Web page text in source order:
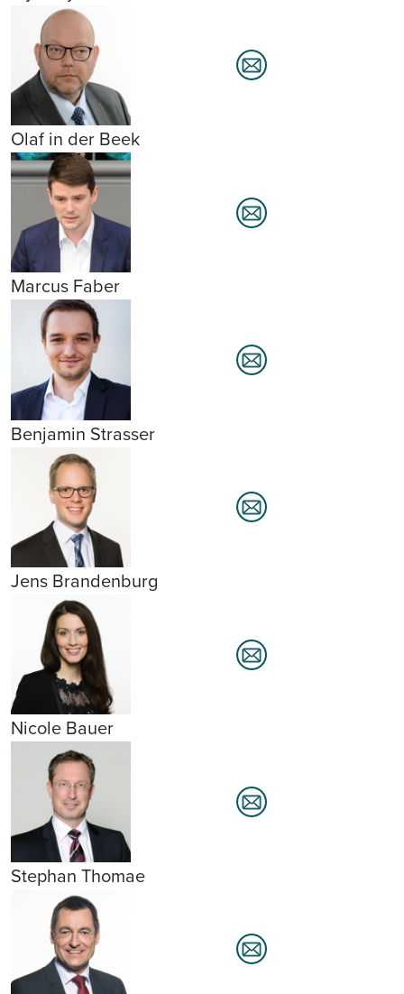
Olaf in der Beek
Marcus Faber
Benjamin Strasser
Jens Brandenburg
Nicole Bauer
Stephan Thomae